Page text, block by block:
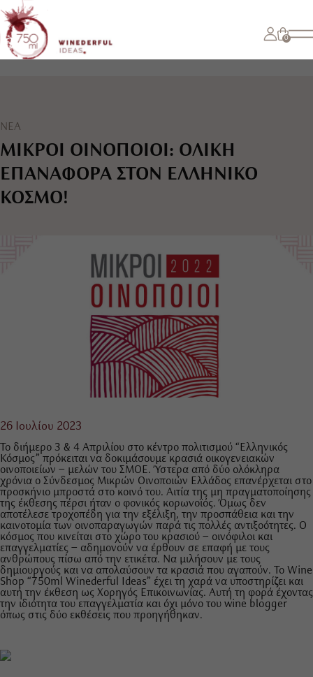
0
ΝΕΑ
ΜΙΚΡΟΙ ΟΙΝΟΠΟΙΟΙ: ΟΛΙΚΗ
ΕΠΑΝΑΦΟΡΑ ΣΤΟΝ ΕΛΛΗΝΙΚΟ
ΚΟΣΜΟ!
26 Ιουλίου 2023
Το διήμερο 3 & 4 Απριλίου στο κέντρο πολιτισμού “Ελληνικός
Κόσμος” πρόκειται να δοκιμάσουμε κρασιά οικογενειακών
οινοποιείων – μελών του ΣΜΟΕ. Ύστερα από δύο ολόκληρα
χρόνια ο Σύνδεσμος Μικρών Οινοποιών Ελλάδος επανέρχεται στο
προσκήνιο μπροστά στο κοινό του. Αιτία της μη πραγματοποίησης
της έκθεσης πέρσι ήταν ο φονικός κορωνοϊός. Όμως δεν
αποτέλεσε τροχοπέδη για την εξέλιξη, την προσπάθεια και την
καινοτομία των οινοπαραγωγών παρά τις πολλές αντιξοότητες. Ο
κόσμος που κινείται στο χώρο του κρασιού – οινόφιλοι και
επαγγελματίες – αδημονούν να έρθουν σε επαφή με τους
ανθρώπους πίσω από την ετικέτα. Να μιλήσουν με τους
δημιουργούς και να απολαύσουν τα κρασιά που αγαπούν. Το Wine
Shop “750ml Winederful Ideas” έχει τη χαρά να υποστηρίζει και
αυτή την έκθεση ως Χορηγός Επικοινωνίας. Αυτή τη φορά έχοντας
την ιδιότητα του επαγγελματία και όχι μόνο του wine blogger
όπως στις δύο εκθέσεις που προηγήθηκαν.